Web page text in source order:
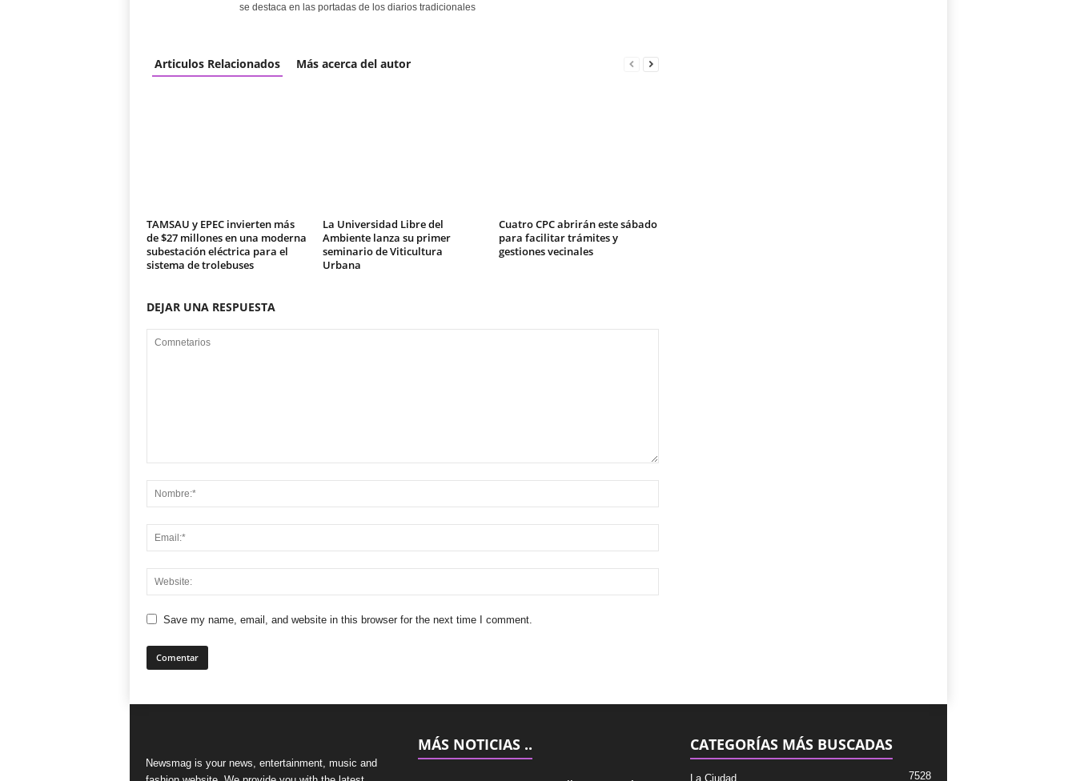
se destaca en las portadas de los diarios tradicionales
Articulos Relacionados Más acerca del autor
TAMSAU y EPEC invierten más
de $27 millones en una moderna
subestación eléctrica para el
sistema de trolebuses
La Universidad Libre del
Ambiente lanza su primer
seminario de Viticultura
Urbana
Cuatro CPC abrirán este sábado
para facilitar trámites y
gestiones vecinales
DEJAR UNA RESPUESTA
Save my name, email, and website in this browser for the next time I comment.
Newsmag is your news, entertainment, music and
MÁS NOTICIAS .. CATEGORÍAS MÁS BUSCADAS
La Ciudad 7528